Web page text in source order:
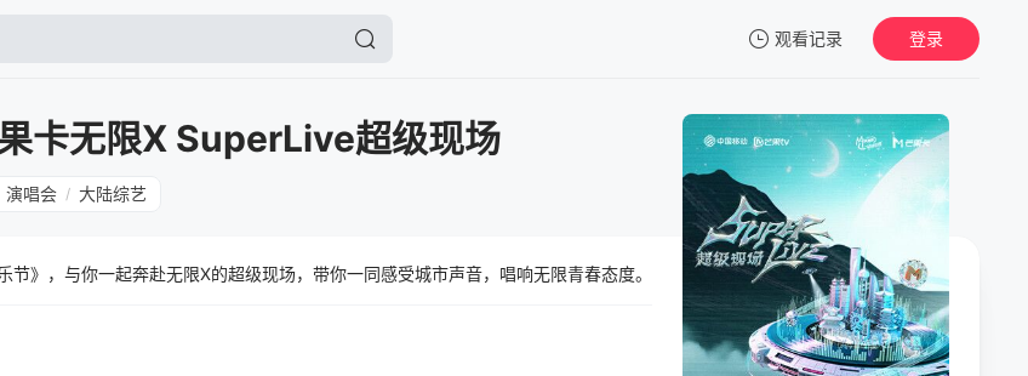
观看记录 登录
卡无限X SuperLive超级现场
演唱会 / 大陆综艺
节》，与你一起奔赴无限X的超级现场，带你一同感受城市声音，唱响无限青春态度。